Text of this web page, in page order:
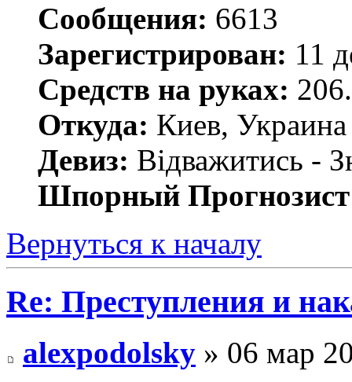
Сообщения: 6613
Зарегистрирован: 11
Средств на руках:
Откуда: Киев, Украина
Девиз: Відважитись -
Шпорный
Вернуться к началу
Re: Преступления и
alexpodolsky » 06 мар